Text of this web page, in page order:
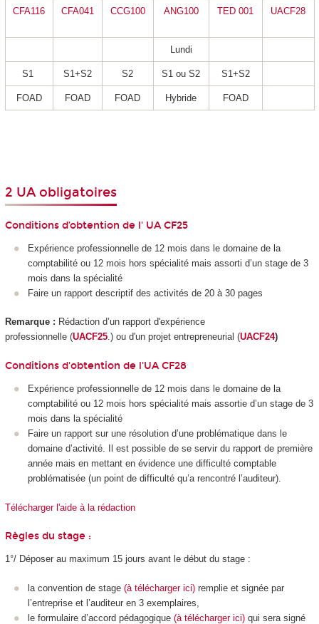
CFA116 CFA041 CCG100 ANG100 TED 001 UACF28
Lundi
S1 S1+S2 S2 S1 ou S2 S1+S2
FOAD FOAD FOAD Hybride FOAD
2 UA obligatoires
Conditions d’obtention de l' UA CF25
Expérience professionnelle de 12 mois dans le domaine de la
comptabilité ou 12 mois hors spécialité mais assorti d’un stage de 3
mois dans la spécialité
Faire un rapport descriptif des activités de 20 à 30 pages
Remarque : Rédaction d’un rapport d'expérience
professionnelle (UACF25.) ou d'un projet entrepreneurial (UACF24)
Conditions d'obtention de l'UA CF28
Expérience professionnelle de 12 mois dans le domaine de la
comptabilité ou 12 mois hors spécialité mais assortie d’un stage de 3
mois dans la spécialité
Faire un rapport sur une résolution d’une problématique dans le
domaine d’activité. Il est possible de se servir du rapport de première
année mais en mettant en évidence une difficulté comptable
problématisée (un point de difficulté qu’a rencontré l’auditeur).
Télécharger l'aide à la rédaction
Règles du stage :
1°/ Déposer au maximum 15 jours avant le début du stage :
la convention de stage (à télécharger ici) remplie et signée par
l’entreprise et l’auditeur en 3 exemplaires,
le formulaire d’accord pédagogique (à télécharger ici) qui sera signé